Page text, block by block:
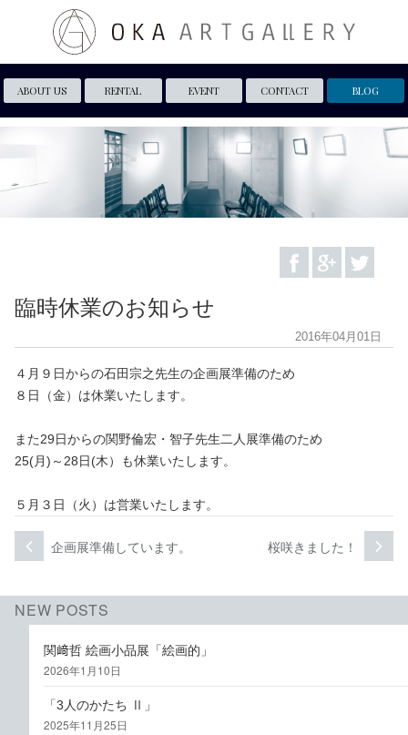
ABOUT US RENTAL EVENT CONTACT BLOG
臨時休業のお知らせ
2016年04月01日
４月９日からの石田宗之先生の企画展準備のため
８日（金）は休業いたします。
また29日からの関野倫宏・智子先生二人展準備のため
25(月)～28日(木）も休業いたします。
５月３日（火）は営業いたします。
投
稿
ナ
ビ
前
過
桜咲きました！
次
次
稿:
企画展準備しています。
NEW POSTS
関﨑哲 絵画小品展「絵画的」
2026年1月10日
「3人のかたち Ⅱ」
2025年11月25日